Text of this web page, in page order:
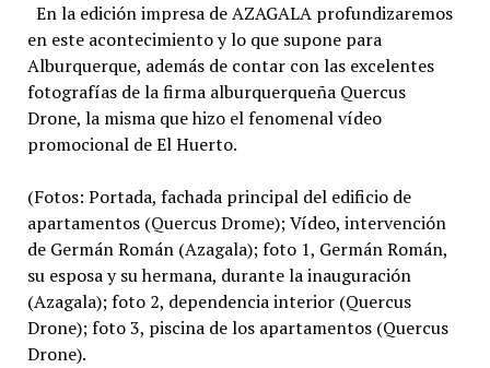
En la edición impresa de AZAGALA profundizaremos
en este acontecimiento y lo que supone para
Alburquerque, además de contar con las excelentes
fotografías de la firma alburquerqueña Quercus
Drone, la misma que hizo el fenomenal vídeo
promocional de El Huerto.
(Fotos: Portada, fachada principal del edificio de
apartamentos (Quercus Drome); Vídeo, intervención
de Germán Román (Azagala); foto 1, Germán Román,
su esposa y su hermana, durante la inauguración
(Azagala); foto 2, dependencia interior (Quercus
Drone); foto 3, piscina de los apartamentos (Quercus
Drone).